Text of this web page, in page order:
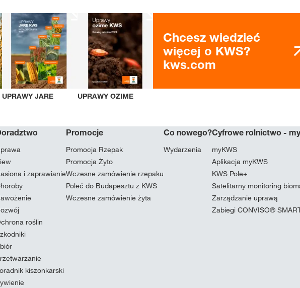
UPRAWY JARE UPRAWY OZIME
Chcesz wiedzieć
więcej o KWS?
kws.com
i zaprawianie
roślin
kiszonkarski
Promocje
Promocja Rzepak
Promocja Żyto
Wczesne zamówienie rzepaku
Poleć do Budapesztu z KWS
Wczesne zamówienie żyta
Co nowego?
Wydarzenia
Cyfrowe rolnictwo -
myKWS
Aplikacja myKWS
KWS Pole+
Satelitarny monitoring
Zarządzanie uprawą
Zabiegi CONVISO®